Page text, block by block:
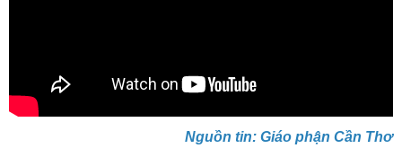
Nguồn tin: Giáo phận Cần Thơ